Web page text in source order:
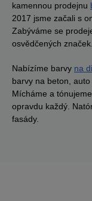
kamennou prodejnu
2017 jsme začali s
Zabýváme se
osvědčených značek.
Nabízíme barvy na
barvy na beton,
Mícháme a
opravdu každý.
fasády.